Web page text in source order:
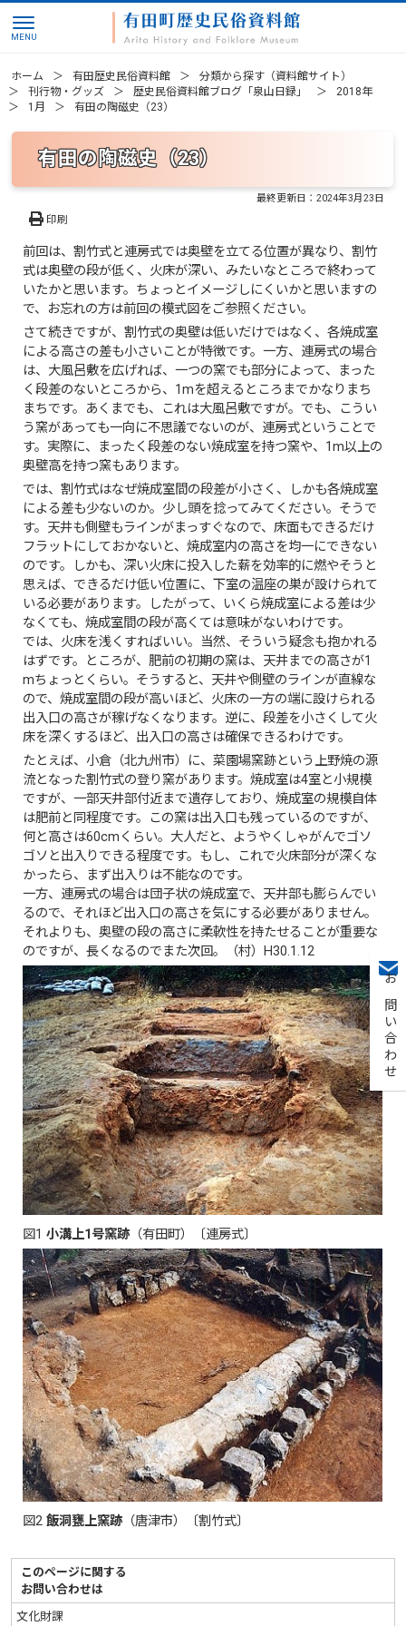
お問い合わせ
ホーム 有田歴史民俗資料館
分類から探す（資料館サイト）
刊行物・グッズ
歴史民俗資料館ブログ「泉山日録」
2018年
1月
有田の陶磁史（23）
有田の陶磁史（23）
最終更新日：2024年3月23日
印刷
前回は、割竹式と連房式では奥壁を立てる位置が異なり、割竹
式は奥壁の段が低く、火床が深い、みたいなところで終わって
いたかと思います。ちょっとイメージしにくいかと思いますの
で、お忘れの方は前回の模式図をご参照ください。
さて続きですが、割竹式の奥壁は低いだけではなく、各焼成室
による高さの差も小さいことが特徴です。一方、連房式の場合
は、大風呂敷を広げれば、一つの窯でも部分によって、まった
く段差のないところから、1mを超えるところまでかなりまち
まちです。あくまでも、これは大風呂敷ですが。でも、こうい
う窯があっても一向に不思議でないのが、連房式ということで
す。実際に、まったく段差のない焼成室を持つ窯や、1m以上の
奥壁高を持つ窯もあります。
では、割竹式はなぜ焼成室間の段差が小さく、しかも各焼成室
による差も少ないのか。少し頭を捻ってみてください。そうで
す。天井も側壁もラインがまっすぐなので、床面もできるだけ
フラットにしておかないと、焼成室内の高さを均一にできない
のです。しかも、深い火床に投入した薪を効率的に燃やそうと
思えば、できるだけ低い位置に、下室の温座の巣が設けられて
いる必要があります。したがって、いくら焼成室による差は少
なくても、焼成室間の段が高くては意味がないわけです。
では、火床を浅くすればいい。当然、そういう疑念も抱かれる
はずです。ところが、肥前の初期の窯は、天井までの高さが1
mちょっとくらい。そうすると、天井や側壁のラインが直線な
ので、焼成室間の段が高いほど、火床の一方の端に設けられる
出入口の高さが稼げなくなります。逆に、段差を小さくして火
床を深くするほど、出入口の高さは確保できるわけです。
たとえば、小倉（北九州市）に、菜園場窯跡という上野焼の源
流となった割竹式の登り窯があります。焼成室は4室と小規模
ですが、一部天井部付近まで遺存しており、焼成室の規模自体
は肥前と同程度です。この窯は出入口も残っているのですが、
何と高さは60cmくらい。大人だと、ようやくしゃがんでゴソ
ゴソと出入りできる程度です。もし、これで火床部分が深くな
かったら、まず出入りは不能なのです。
一方、連房式の場合は団子状の焼成室で、天井部も膨らんでい
るので、それほど出入口の高さを気にする必要がありません。
それよりも、奥壁の段の高さに柔軟性を持たせることが重要な
のですが、長くなるのでまた次回。（村）H30.1.12
図1小溝上1号窯跡 （有田町）〔連房式〕
図2飯洞甕上窯跡 （唐津市）〔割竹式〕
このページに関する
お問い合わせは
文化財課